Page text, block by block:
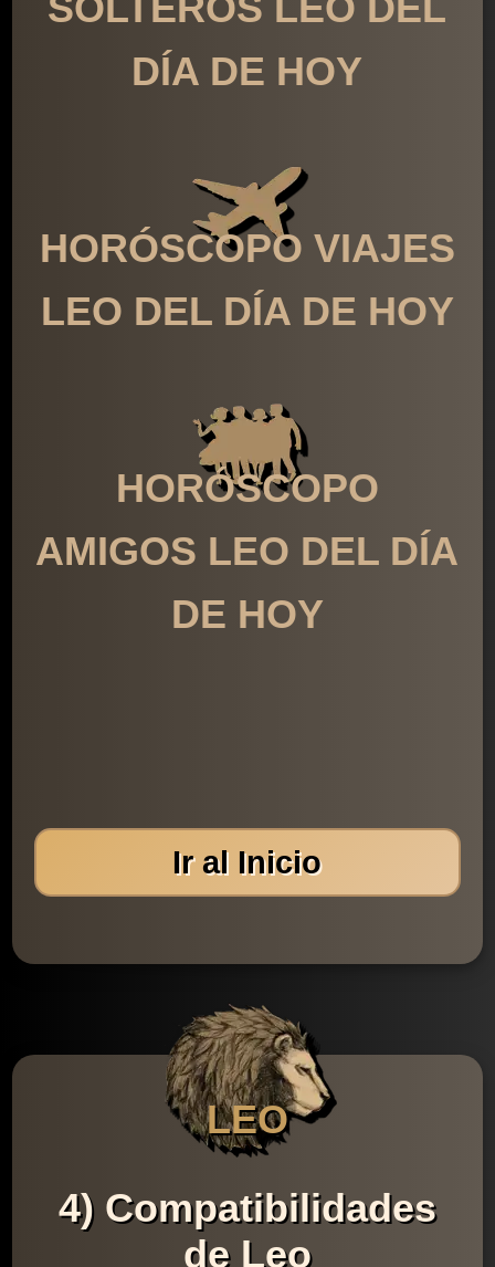
DÍA DE HOY
HORÓSCOPO VIAJES
LEO DEL DÍA DE HOY
HORÓSCOPO
AMIGOS LEO DEL DÍA
DE HOY
Ir al Inicio
LEO
4) Compatibilidades
de Leo